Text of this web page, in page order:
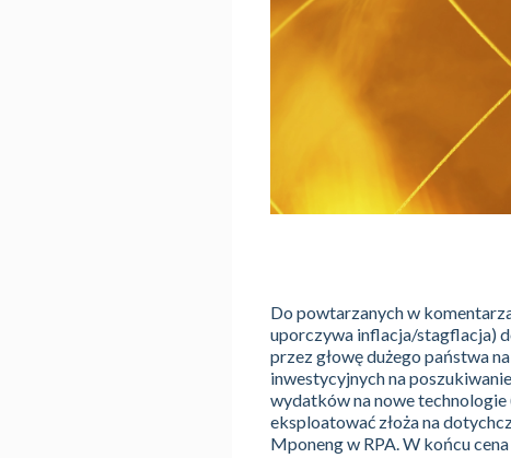
Do powtarzanych w
uporczywa inflacja/stagflacja)
przez głowę dużego państwa
inwestycyjnych na
wydatków na nowe
eksploatować złoża na
Mponeng w RPA. W końcu